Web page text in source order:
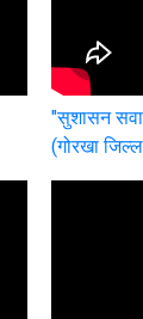
"सुशासन
(गोरखा